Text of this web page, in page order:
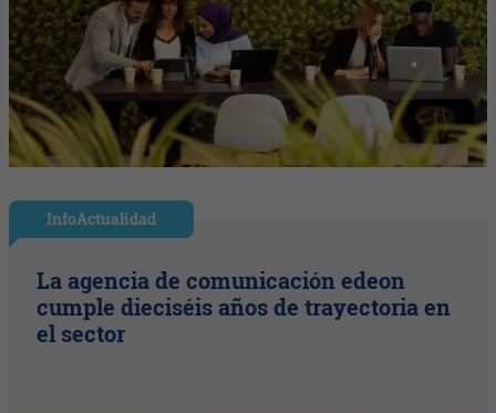
InfoActualidad
La agencia de comunicación edeon
cumple dieciséis años de trayectoria en
el sector